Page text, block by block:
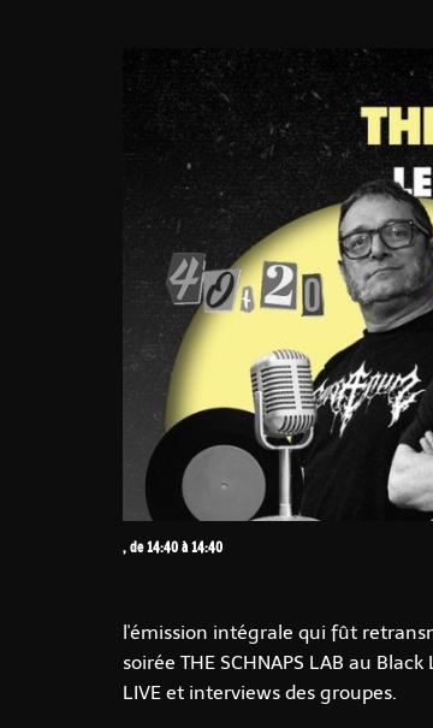
, de 14:40 à 14:40
l'émission intégrale qui fût
soirée THE SCHNAPS LAB au
LIVE et interviews des groupes.